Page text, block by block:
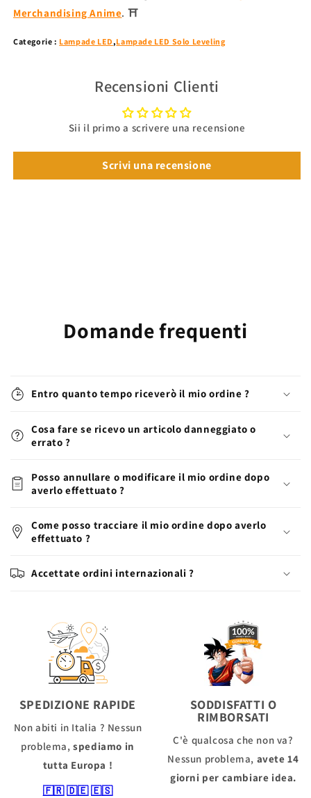
Merchandising Anime. ⛩
Categorie : Lampade LED,Lampade LED Solo Leveling
Recensioni Clienti
Sii il primo a scrivere una recensione
Scrivi una recensione
Domande frequenti
Entro quanto tempo riceverò il mio ordine ?
Cosa fare se ricevo un articolo danneggiato o
errato ?
Posso annullare o modificare il mio ordine dopo
averlo effettuato ?
Come posso tracciare il mio ordine dopo averlo
effettuato ?
Accettate ordini internazionali ?
SPEDIZIONE RAPIDE
Non abiti in Italia ? Nessun
problema, spediamo in
tutta Europa !
🇫🇷🇩🇪🇪🇸
SODDISFATTI O
RIMBORSATI
C'è qualcosa che non va?
Nessun problema, avete 14
giorni per cambiare idea.